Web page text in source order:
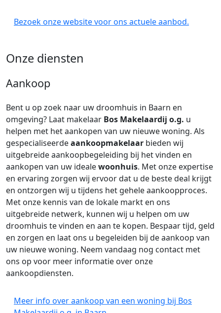
Bezoek onze website voor ons actuele aanbod.
Onze diensten
Aankoop
Bent u op zoek naar uw droomhuis in Baarn en
omgeving? Laat makelaar Bos Makelaardij o.g. u
helpen met het aankopen van uw nieuwe woning. Als
gespecialiseerdeaankoopmakelaar bieden wij
uitgebreide aankoopbegeleiding bij het vinden en
aankopen van uw idealewoonhuis. Met onze expertise
en ervaring zorgen wij ervoor dat u de beste deal krijgt
en ontzorgen wij u tijdens het gehele aankoopproces.
Met onze kennis van de lokale markt en ons
uitgebreide netwerk, kunnen wij u helpen om uw
droomhuis te vinden en aan te kopen. Bespaar tijd, geld
en zorgen en laat ons u begeleiden bij de aankoop van
uw nieuwe woning. Neem vandaag nog contact met
ons op voor meer informatie over onze
aankoopdiensten.
Meer info over aankoop van een woning bij Bos